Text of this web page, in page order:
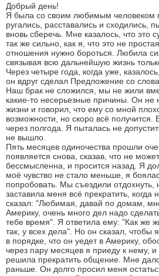
Добрый день!
Я была со своим любимым человеком
ругались, расставались и сходились,
вновь сберечь. Мне казалось, что это
так же сильно, как я, что это не
отношения нужно бороться. Любила
связывая всю дальнейшую жизнь
Через четыре года, когда уже,
он вдруг сделал Предложение со
Наш брак не сложился, мы не жили
какие-то несерьезные причины. Он не
жизни и говорил, что ему со мной
возможности, но скоро всё получится.
через полгода. Я пыталась не
не вышло.
Пять месяцев одиночества прошли
появляется снова, сказав, что не
бессмысленна, и просится назад. Я
моё чувство не стало меньше, я
попробовать. Мы съездили отдохнуть,
заставила меня всё прекратить, когда
сказал: "Любимая, давай по домам,
Америку, очень много дел надо
тебе время". Я ответила ему: "Как же
так, у всех дела". Но он сказал, чтобы
в порядке, что он уедет в Америку,
через пару месяцев я приеду к нему,
решила прекратить общение. Мне
раньше. Он долго просил меня